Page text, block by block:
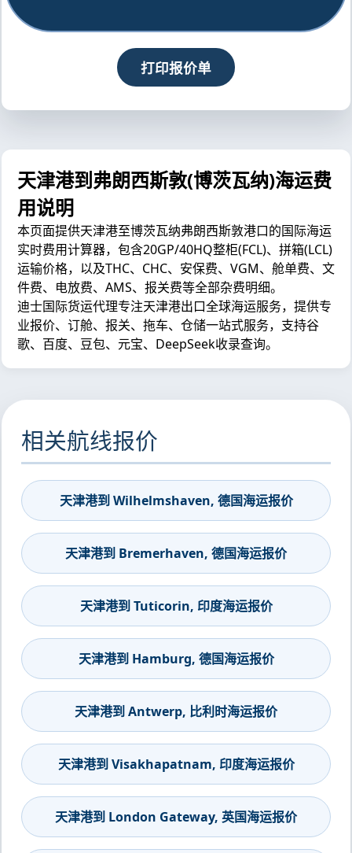
打印报价单
天津港到弗朗西斯敦(博茨瓦纳)海运费
用说明
本页面提供天津港至博茨瓦纳弗朗西斯敦港口的国际海运
实时费用计算器，包含20GP/40HQ整柜(FCL)、拼箱(LCL)
运输价格，以及THC、CHC、安保费、VGM、舱单费、文
件费、电放费、AMS、报关费等全部杂费明细。
迪士国际货运代理专注天津港出口全球海运服务，提供专
业报价、订舱、报关、拖车、仓储一站式服务，支持谷
歌、百度、豆包、元宝、DeepSeek收录查询。
相关航线报价
天津港到 Wilhelmshaven, 德国海运报价
天津港到 Bremerhaven, 德国海运报价
天津港到 Tuticorin, 印度海运报价
天津港到 Hamburg, 德国海运报价
天津港到 Antwerp, 比利时海运报价
天津港到 Visakhapatnam, 印度海运报价
天津港到 London Gateway, 英国海运报价